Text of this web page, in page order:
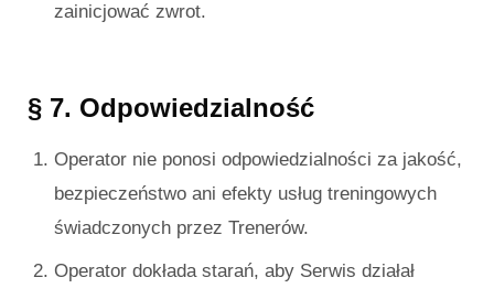
zainicjować zwrot.
§ 7. Odpowiedzialność
Operator nie ponosi odpowiedzialności za jakość,
bezpieczeństwo ani efekty usług treningowych
świadczonych przez Trenerów.
Operator dokłada starań, aby Serwis działał